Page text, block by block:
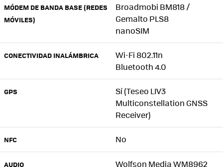
MÓDEM DE BANDA BASE (REDES
MÓVILES)
Broadmobi BM818 /
Gemalto PLS8
nanoSIM
CONECTIVIDAD INALÁMBRICA
Wi-Fi 802.11n
Bluetooth 4.0
GPS
Sí (Teseo LIV3
Multiconstellation GNSS
Receiver)
NFC No
AUDIO Wolfson Media WM8962